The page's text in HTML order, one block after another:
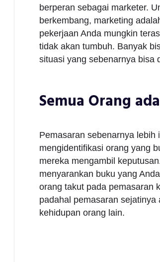
berperan sebagai marketer.
berkembang, marketing
pekerjaan Anda mungkin
tidak akan tumbuh. Banyak
situasi yang sebenarnya bisa
Semua Orang
Pemasaran sebenarnya
mengidentifikasi orang yang
mereka mengambil
menyarankan buku yang
orang takut pada pemasaran
padahal pemasaran
kehidupan orang lain.